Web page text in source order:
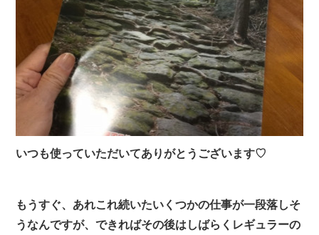
いつも使っていただいてありがとうございます♡
もうすぐ、あれこれ続いたいくつかの仕事が一段落しそ
うなんですが、できればその後はしばらくレギュラーの